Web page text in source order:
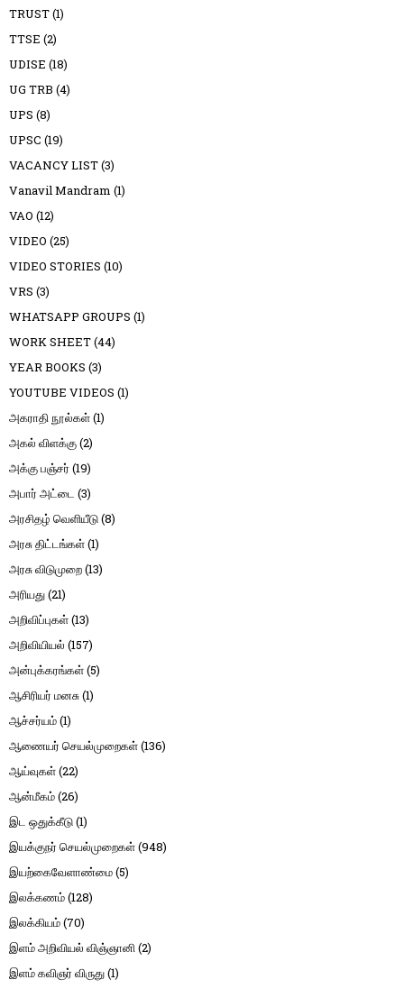
TRUST(1)
TTSE (2)
UDISE (18)
UG TRB (4)
UPS (8)
UPSC (19)
VACANCY LIST(3)
Vanavil Mandram (1)
VAO (12)
VIDEO (25)
VIDEO STORIES (10)
VRS (3)
WHATSAPP GROUPS (1)
WORK SHEET(44)
YEAR BOOKS (3)
YOUTUBE VIDEOS (1)
அகராதி நூல்கள்(1)
அகல் விளக்கு(2)
அக்கு பஞ்சர் (19)
அபார் அட்டை (3)
அரசிதழ் வெளியீடு(8)
அரசு திட்டங்கள்(1)
அரசு விடுமுறை(13)
அரியது(21)
அறிவிப்புகள்(13)
அறிவியியல் (157)
அன்புக்கரங்கள்(5)
ஆசிரியர் மனசு(1)
ஆச்சர்யம்(1)
ஆணையர் செயல்முறைகள்(136)
ஆய்வுகள்(22)
ஆன்மீகம்(26)
இட ஒதுக்கீடு(1)
இயக்குநர் செயல்முறைகள்(948)
இயற்கைவேளாண்மை(5)
இலக்கணம்(128)
இலக்கியம்(70)
இளம் அறிவியல் விஞ்ஞானி(2)
இளம் கவிஞர் விருது(1)